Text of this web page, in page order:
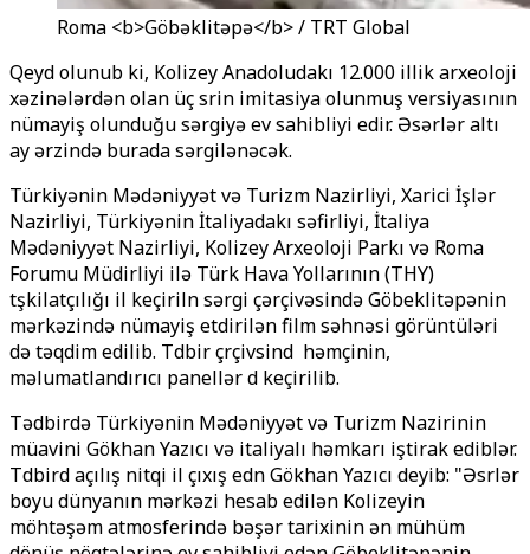
Roma <b>Göbəklitəpə</b> / TRT Global
Qeyd olunub ki, Kolizey Anadoludakı 12.000 illik arxeoloji
xəzinələrdən olan üç әsәrin imitasiya olunmuş versiyasının
nümayiş olunduğu sərgiyə ev sahibliyi edir. Əsərlər altı
ay ərzində burada sərgilənəcək.
Türkiyənin Mədəniyyət və Turizm Nazirliyi, Xarici İşlər
Nazirliyi, Türkiyənin İtaliyadakı səfirliyi, İtaliya
Mədəniyyət Nazirliyi, Kolizey Arxeoloji Parkı və Roma
Forumu Müdirliyi ilə Türk Hava Yollarının (THY)
tәşkilatçılığı ilә keçirilәn sərgi çərçivəsində Göbeklitəpənin
mərkəzində nümayiş etdirilən film səhnəsi görüntüləri
dətəqdim edilib. Tәdbir çәrçivәsindә həmçinin,
məlumatlandırıcı panellər dә keçirilib.
Tədbirdə Türkiyənin Mədəniyyət və Turizm Nazirinin
müavini Gökhan Yazıcı və italiyalı həmkarı iştirak ediblər.
Tәdbirdә açılış nitqi ilә çıxış edәn Gökhan Yazıcı deyib: "Əsrlər
boyu dünyanın mərkəzi hesab edilən Kolizeyin
möhtəşəm atmosferində bəşər tarixinin ən mühüm